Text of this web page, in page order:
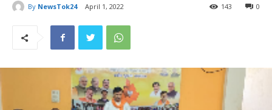
By NewsTok24 April 1, 2022 0
143